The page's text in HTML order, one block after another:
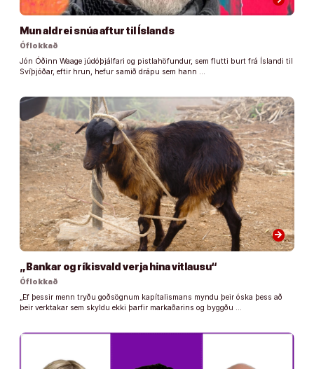
Mun aldrei snúa aftur til Íslands
Óflokkað
Jón Óðinn Waage júdóþjálfari og pistlahöfundur, sem flutti burt frá Íslandi til
Svíþjóðar, eftir hrun, hefur samið drápu sem hann …
arrow_forward
„Bankar og ríkisvald verja hina vitlausu“
Óflokkað
„Ef þessir menn tryðu goðsögnum kapítalismans myndu þeir óska þess að
þeir verktakar sem skyldu ekki þarfir markaðarins og byggðu …